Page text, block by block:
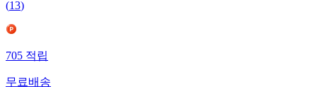
(13)
705적립